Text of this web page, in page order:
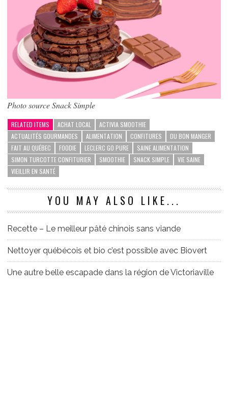
Photo source Snack Simple
RELATED ITEMS ACHAT LOCAL
ACTIVIA SMOOTHIE
ACTUALITÉS GOURMANDES
ALIMENTATION CONFITURES
DU BON MANGER
FAIT AU QUÉBEC
FOODIE LECLERC GO PURE
SAINE ALIMENTATION
SIMON TURCOTTE CONFITURIER
SMOOTHIE SNACK SIMPLE
VIE SAINE
VIEILLIR EN SANTÉ
YOU MAY ALSO LIKE...
Recette – Le meilleur pâté chinois sans viande
Nettoyer québécois et bio c’est possible avec Biovert
Une autre belle escapade dans la région de Victoriaville